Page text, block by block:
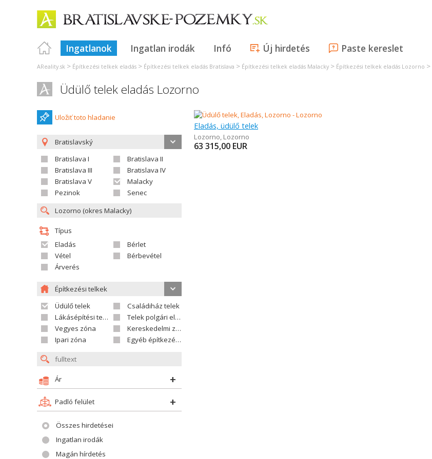
Ingatlanok Ingatlan irodák Infó Új hirdetés Paste kereslet
AReality.sk > Építkezési telkek eladás > Építkezési telkek eladás Bratislava > Építkezési telkek eladás Malacky > Építkezési telkek eladás Lozorno >
Üdülő telek eladás Lozorno
Uložiť toto hladanie
Bratislavský
Bratislava I
Bratislava II
Bratislava III
Bratislava IV
Bratislava V
Malacky
Pezinok
Senec
Típus
Eladás
Bérlet
Vétel
Bérbevétel
Árverés
Építkezési telkek
Üdülő telek
Családiház telek
Lákásépítési telek
Telek polgári ellátáshoz
Vegyes zóna
Kereskedelmi zóna
Ipari zóna
Egyéb építkezési telek
Ár
Padló felület
Összes hirdetései
Ingatlan irodák
Magán hírdetés
Eladás, üdülő telek
Lozorno, Lozorno
63 315,00 EUR